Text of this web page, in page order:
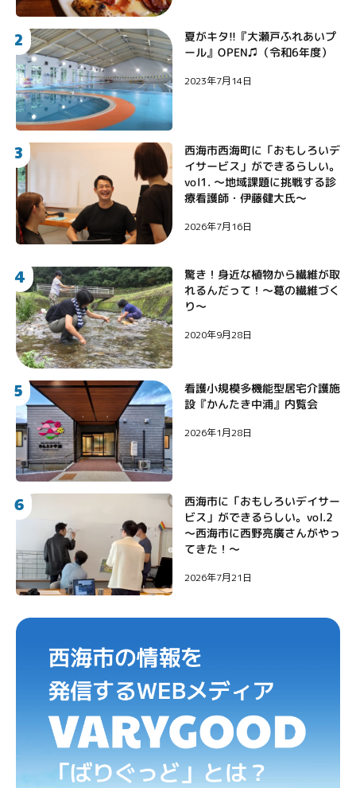
2 夏がキタ!!『大瀬戸ふれあいプ
ール』OPEN♫（令和6年度）
2023年7月14日
3
西海市西海町に「おもしろいデ
イサービス」ができるらしい。
vol1. 〜地域課題に挑戦する診
療看護師・伊藤健大氏〜
2026年7月16日
4
驚き！身近な植物から繊維が取
れるんだって！〜葛の繊維づく
り〜
2020年9月28日
5 看護小規模多機能型居宅介護施
設『かんたき中浦』内覧会
2026年1月28日
6 西海市に「おもしろいデイサー
ビス」ができるらしい。vol.2
〜西海市に西野亮廣さんがやっ
てきた！〜
2026年7月21日